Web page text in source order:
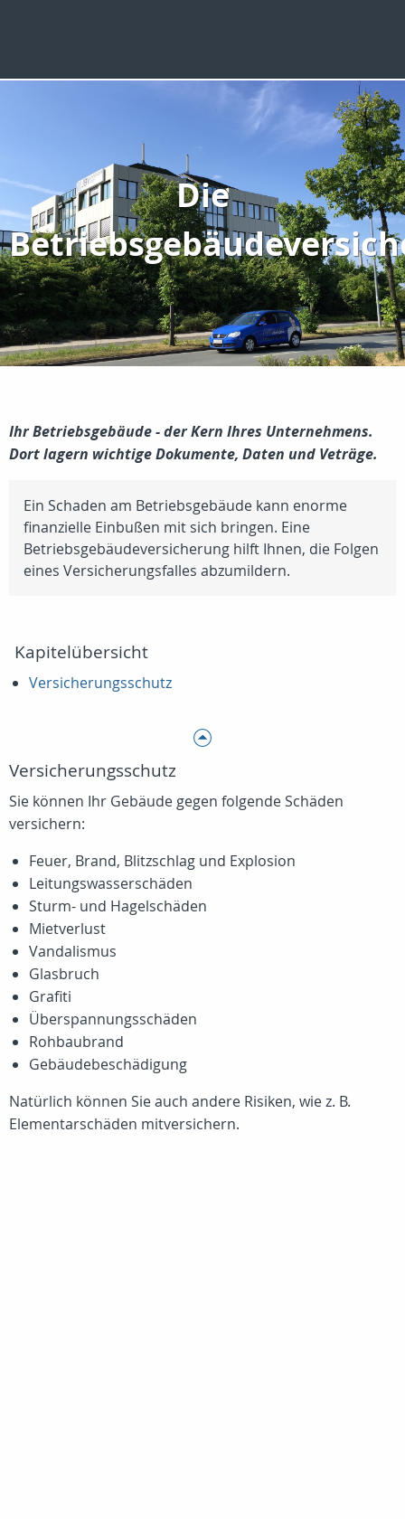
Die
Ihr Betriebsgebäude - der Kern Ihres Unternehmens.
Dort lagern wichtige Dokumente, Daten und Veträge.
Ein Schaden am Betriebsgebäude kann enorme
finanzielle Einbußen mit sich bringen. Eine
Betriebsgebäudeversicherung hilft Ihnen, die Folgen
eines Versicherungsfalles abzumildern.
Kapitelübersicht
Versicherungsschutz
Versicherungsschutz
Sie können Ihr Gebäude gegen folgende Schäden
versichern:
Feuer, Brand, Blitzschlag und Explosion
Leitungswasserschäden
Sturm- und Hagelschäden
Mietverlust
Vandalismus
Glasbruch
Grafiti
Überspannungsschäden
Rohbaubrand
Gebäudebeschädigung
Natürlich können Sie auch andere Risiken, wie z. B.
Elementarschäden mitversichern.